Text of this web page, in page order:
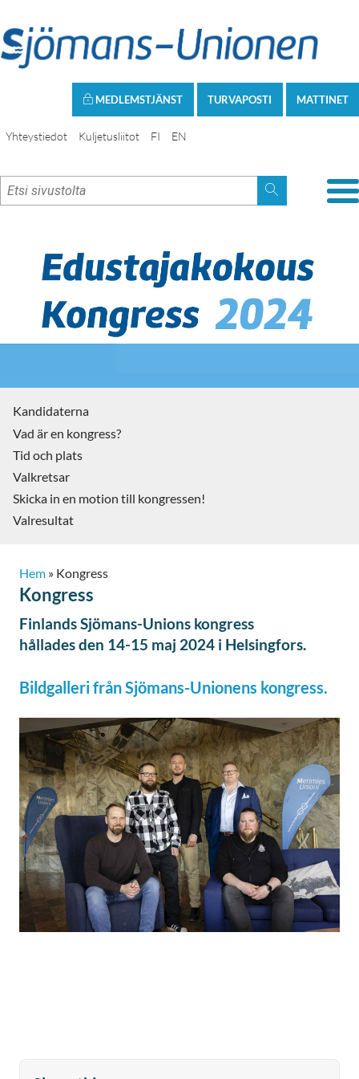
MATTINET
TURVAPOSTI
MEDLEMSTJÄNST
Yhteystiedot Kuljetusliitot FI EN
Kandidaterna
Vad är en kongress?
Tid och plats
Valkretsar
Skicka in en motion till kongressen!
Valresultat
Hem » Kongress
Kongress
Finlands Sjömans-Unions kongress
hållades den 14-15 maj 2024 i Helsingfors.
Bildgalleri från Sjömans-Unionens kongress.